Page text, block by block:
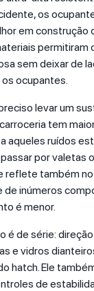
os
em construção
permitiram
sem deixar de
ocupantes.
levar um
tem
aqueles ruídos
por valetas
reflete também
de inúmeros
é menor.
é de série:
e vidros
hatch. Ele
de